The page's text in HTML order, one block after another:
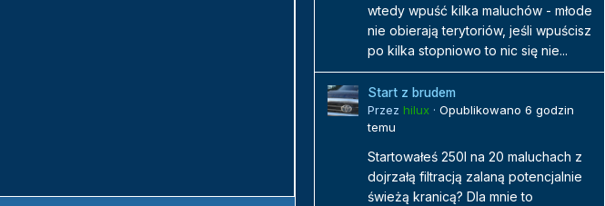
wtedy wpuść kilka maluchów - młode
nie obierają terytoriów, jeśli wpuścisz
po kilka stopniowo to nic się nie...
Start z brudem
Przez hilux · Opublikowano 6 godzin
temu
Startowałeś 250l na 20 maluchach z
dojrzałą filtracją zalaną potencjalnie
świeżą kranicą? Dla mnie to